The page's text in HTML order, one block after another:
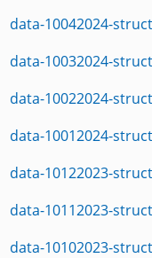
data-10042024-
data-10032024-
data-10022024-
data-10012024-
data-10122023-
data-10112023-
data-10102023-